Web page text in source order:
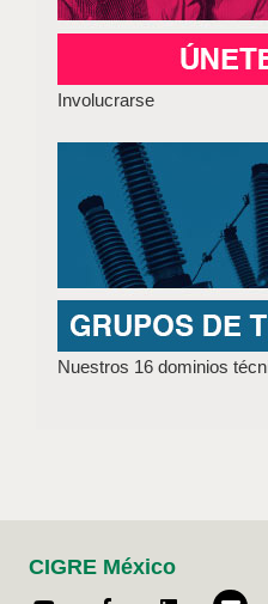
Involucrarse
Nuestros 16 dominios
CIGRE México